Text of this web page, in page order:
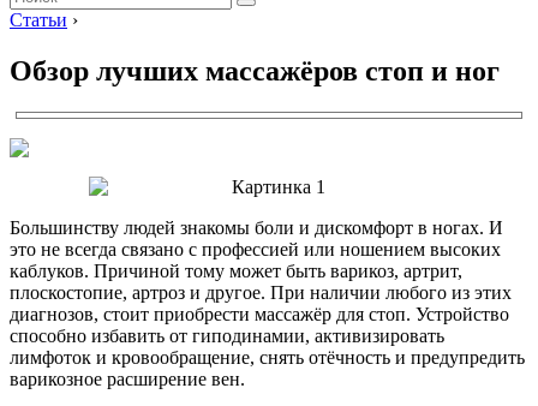
Статьи ›
Обзор лучших массажёров стоп и ног
Большинству людей знакомы боли и дискомфорт в ногах. И
это не всегда связано с профессией или ношением высоких
каблуков. Причиной тому может быть варикоз, артрит,
плоскостопие, артроз и другое. При наличии любого из этих
диагнозов, стоит приобрести массажёр для стоп. Устройство
способно избавить от гиподинамии, активизировать
лимфоток и кровообращение, снять отёчность и предупредить
варикозное расширение вен.